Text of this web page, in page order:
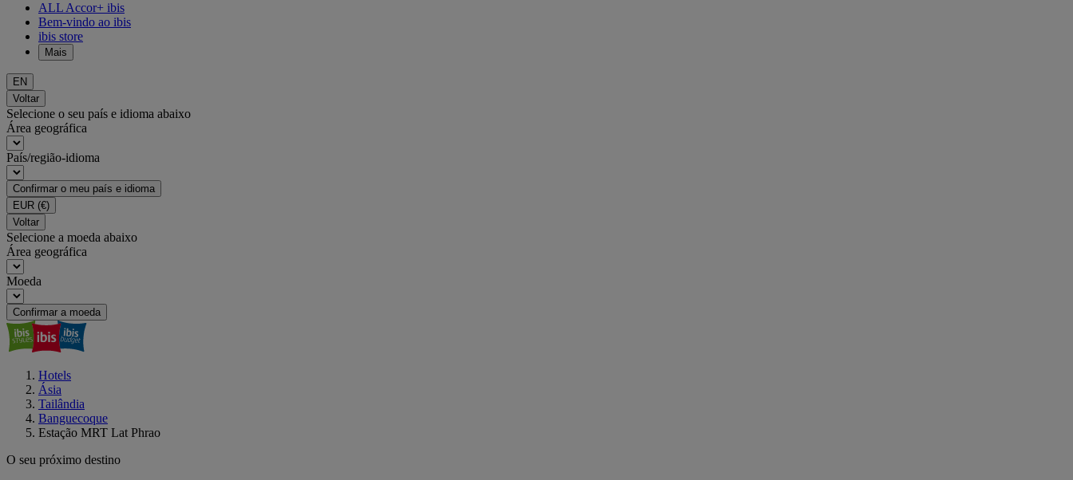
ALL Accor+ ibis
Bem-vindo ao ibis
ibis store
Mais
EN
Voltar
Selecione o seu país e idioma abaixo
Área geográfica
País/região-idioma
Confirmar o meu país e idioma
EUR (€)
Voltar
Selecione a moeda abaixo
Área geográfica
Moeda
Confirmar a moeda
Hotels
Ásia
Tailândia
Banguecoque
Estação MRT Lat Phrao
O seu próximo destino